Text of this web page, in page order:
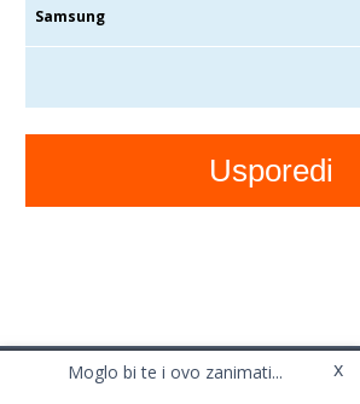
Moglo bi te i ovo zanimati... x